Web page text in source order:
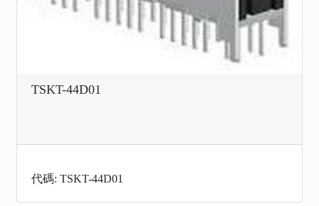
TSKT-44D01
代碼: TSKT-44D01